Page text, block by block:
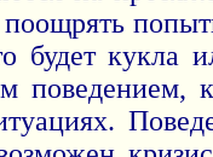
будет кукла
поведением,